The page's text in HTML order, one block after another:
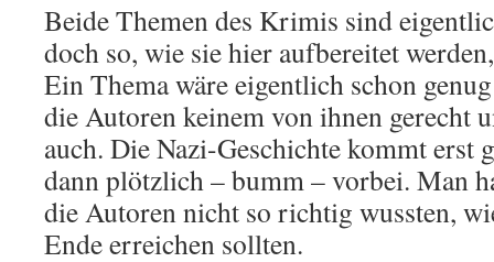
Beide Themen des Krimis sind
doch so, wie sie hier aufbereitet
Ein Thema wäre eigentlich schon
die Autoren keinem von ihnen gerecht
auch. Die Nazi-Geschichte kommt erst
dann plötzlich – bumm – vorbei. Man
die Autoren nicht so richtig wussten,
Ende erreichen sollten.